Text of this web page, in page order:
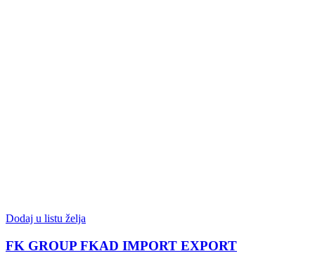
Dodaj u listu želja
FK GROUP FKAD IMPORT EXPORT